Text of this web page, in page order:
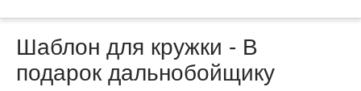
Шаблон для кружки - В
подарок дальнобойщику